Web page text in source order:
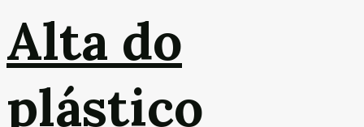
Alta do
plástico